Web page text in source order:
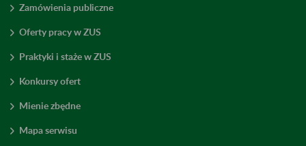
Zamówienia publiczne
Oferty pracy w ZUS
Praktyki i staże w ZUS
Konkursy ofert
Mienie zbędne
Mapa serwisu